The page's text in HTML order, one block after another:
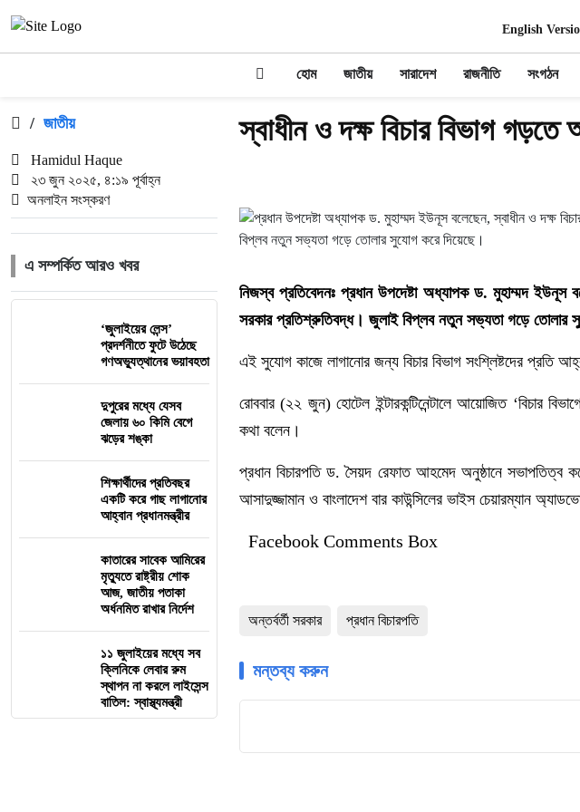
English
হোম জাতীয় সারাদেশ রাজনীতি সংগঠন
/ জাতীয়
Hamidul Haque
২৩ জুন ২০২৫, ৪:১৯ পূর্বাহ্ন
অনলাইন সংস্করণ
এ সম্পর্কিত আরও খবর
‘জুলাইয়ের লেন্স’
প্রদর্শনীতে ফুটে উঠেছে
গণঅভ্যুত্থানের ভয়াবহতা
দুপুরের মধ্যে যেসব
জেলায় ৬০ কিমি বেগে
ঝড়ের শঙ্কা
শিক্ষার্থীদের প্রতিবছর
একটি করে গাছ লাগানোর
আহ্বান প্রধানমন্ত্রীর
কাতারের সাবেক আমিরের
মৃত্যুতে রাষ্ট্রীয় শোক
আজ, জাতীয় পতাকা
অর্ধনমিত রাখার নির্দেশ
১১ জুলাইয়ের মধ্যে সব
ক্লিনিকে লেবার রুম
স্থাপন না করলে লাইসেন্স
বাতিল: স্বাস্থ্যমন্ত্রী
স্বাধীন ও দক্ষ বিচার বিভাগ গড়তে
নিজস্ব প্রতিবেদনঃ প্রধান উপদেষ্টা অধ্যাপক ড. মুহাম্মদ ইউনূস
সরকার প্রতিশ্রুতিবদ্ধ। জুলাই বিপ্লব নতুন সভ্যতা গড়ে তোলার
এই সুযোগ কাজে লাগানোর জন্য বিচার বিভাগ সংশ্লিষ্টদের প্রতি
রোববার (২২ জুন) হোটেল ইন্টারকন্টিনেন্টালে আয়োজিত ‘বিচার
কথা বলেন।
প্রধান বিচারপতি ড. সৈয়দ রেফাত আহমেদ অনুষ্ঠানে সভাপতিত্ব
আসাদুজ্জামান ও বাংলাদেশ বার কাউন্সিলের ভাইস চেয়ারম্যান
Facebook Comments Box
অন্তর্বর্তী সরকার প্রধান বিচারপতি
মন্তব্য করুন